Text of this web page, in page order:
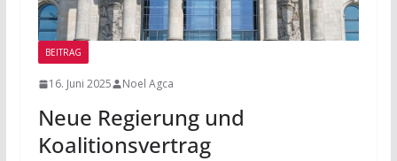
BEITRAG
16. Juni 2025 Noel Agca
Neue Regierung und
Koalitionsvertrag